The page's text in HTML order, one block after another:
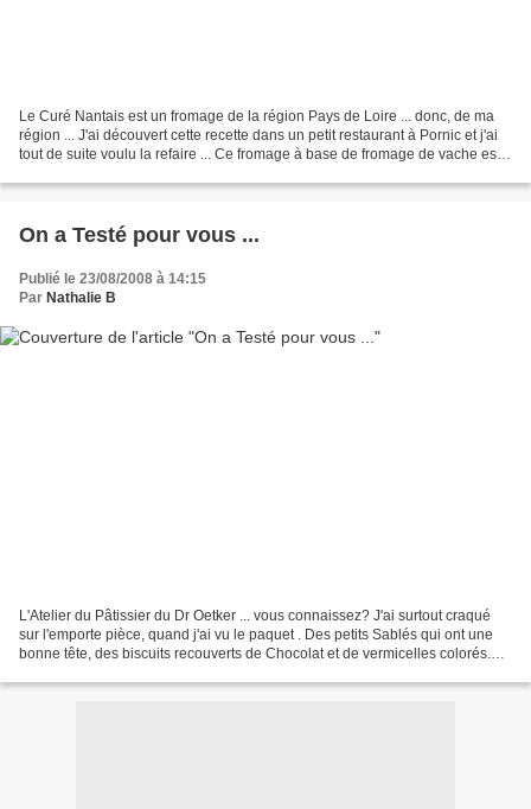
Le Curé Nantais est un fromage de la région Pays de Loire ... donc, de ma
région ... J'ai découvert cette recette dans un petit restaurant à Pornic et j'ai
tout de suite voulu la refaire ... Ce fromage à base de fromage de vache est
On a Testé pour vous ...
Publié le 23/08/2008 à 14:15
Par Nathalie B
L'Atelier du Pâtissier du Dr Oetker ... vous connaissez? J'ai surtout craqué
sur l'emporte pièce, quand j'ai vu le paquet . Des petits Sablés qui ont une
bonne tête, des biscuits recouverts de Chocolat et de vermicelles colorés.